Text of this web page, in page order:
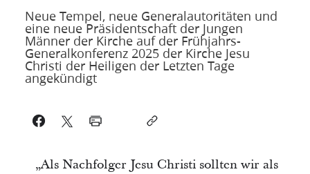
Neue Tempel, neue Generalautoritäten und
eine neue Präsidentschaft der Jungen
Männer der Kirche auf der Frühjahrs-
Generalkonferenz 2025 der Kirche Jesu
Christi der Heiligen der Letzten Tage
angekündigt
„Als Nachfolger Jesu Christi sollten wir als